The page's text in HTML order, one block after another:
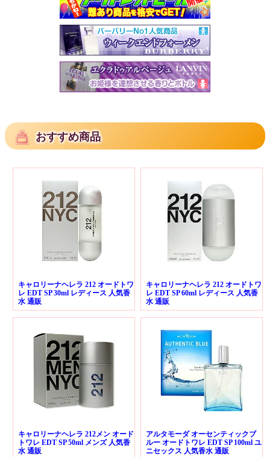
おすすめ商品
キャロリーナヘレラ 212 オードトワ
レ EDT SP 30ml レディース 人気香
水 通販
キャロリーナヘレラ 212 オードトワ
レ EDT SP 60ml レディース 人気香
水 通販
キャロリーナヘレラ 212メン オード
トワレ EDT SP 50ml メンズ 人気香
水 通販
アルタモーダ オーセンティックブ
ルー オードトワレ EDT SP 100ml ユ
ニセックス 人気香水 通販